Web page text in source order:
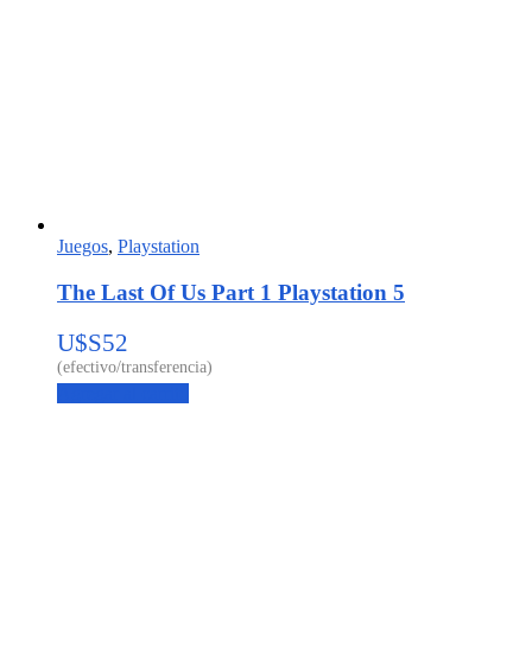
Juegos, Playstation
The Last Of Us Part 1 Playstation 5
U$S52